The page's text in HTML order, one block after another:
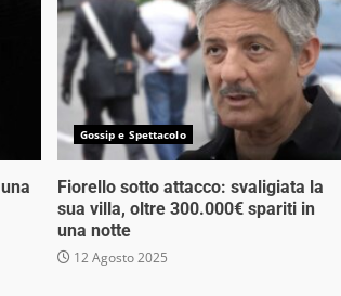
Gossip e Spettacolo
Fiorello sotto attacco: svaligiata la
sua villa, oltre 300.000€ spariti in
una notte
12 Agosto 2025